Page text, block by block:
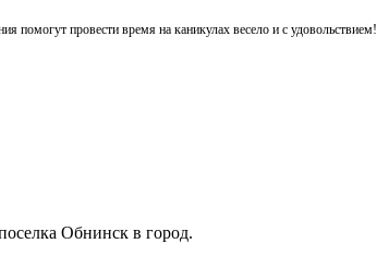
помогут провести время на каникулах весело и с удовольствием!
Обнинск в город.